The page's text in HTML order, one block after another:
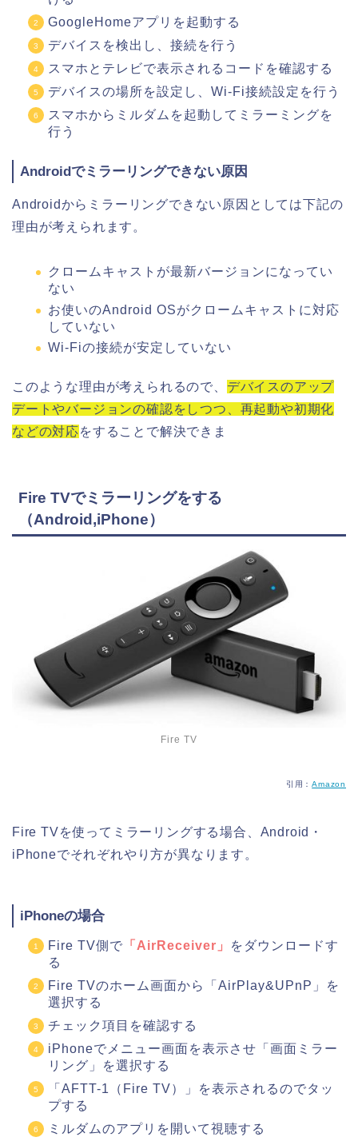
GoogleHomeアプリを起動する
デバイスを検出し、接続を行う
スマホとテレビで表示されるコードを確認する
デバイスの場所を設定し、Wi-Fi接続設定を行う
スマホからミルダムを起動してミラーミングを
行う
Androidでミラーリングできない原因
Androidからミラーリングできない原因としては下記の
理由が考えられます。
クロームキャストが最新バージョンになってい
ない
お使いのAndroid OSがクロームキャストに対応
していない
Wi-Fiの接続が安定していない
このような理由が考えられるので、 デバイスのアップ
デートやバージョンの確認をしつつ、再起動や初期化
などの対応をすることで解決できま
Fire TVでミラーリングをする
（Android,iPhone）
Fire TV
引用：Amazon
Fire TVを使ってミラーリングする場合、Android・
iPhoneでそれぞれやり方が異なります。
iPhoneの場合
Fire TV側で 「AirReceiver」
をダウンロードす
る
Fire TVのホーム画面から「AirPlay&UPnP」を
選択する
チェック項目を確認する
iPhoneでメニュー画面を表示させ「画面ミラー
リング」を選択する
「AFTT-1（Fire TV）」を表示されるのでタッ
プする
ミルダムのアプリを開いて視聴する